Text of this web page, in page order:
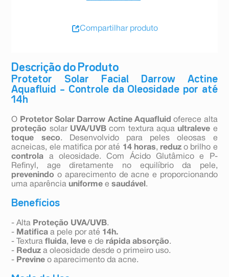
Descrição do Produto
Protetor Solar Facial Darrow Actine
Aquafluid – Controle da Oleosidade por até
14h
O Protetor Solar Darrow Actine Aquafluid oferece alta
proteção solar UVA/UVB com textura aqua ultraleve e
toque seco. Desenvolvido para peles oleosas e
acneicas, ele matifica por até 14 horas, reduzo brilho e
controla a oleosidade. Com Ácido Glutâmico e P-
Refinyl, age diretamente no equilíbrio da pele,
prevenindo o aparecimento de acne e proporcionando
uma aparência uniforme esaudável .
Benefícios
- Alta Proteção UVA/UVB.
- Matifica a pele por até 14h.
- Texturafluida, leve e de rápida absorção.
- Reduz a oleosidade desde o primeiro uso.
- Previne o aparecimento da acne.
Compartilhar produto